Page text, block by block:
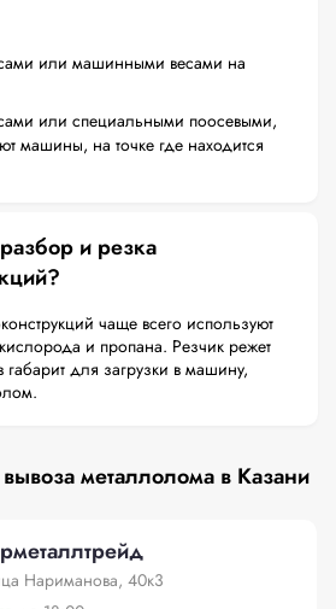
или машинными весами на
или специальными поосевыми,
машины, на точке где находится
и резка
чаще всего используют
и пропана. Резчик режет
габарит для загрузки в машину,
металлолома в Казани
Нариманова, 40к3